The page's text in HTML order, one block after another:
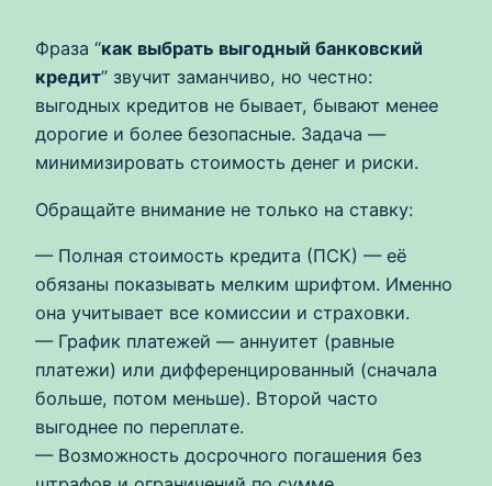
Фраза “как выбрать выгодный банковский
кредит” звучит заманчиво, но честно:
выгодных кредитов не бывает, бывают менее
дорогие и более безопасные. Задача —
минимизировать стоимость денег и риски.
Обращайте внимание не только на ставку:
— Полная стоимость кредита (ПСК) — её
обязаны показывать мелким шрифтом. Именно
она учитывает все комиссии и страховки.
— График платежей — аннуитет (равные
платежи) или дифференцированный (сначала
больше, потом меньше). Второй часто
выгоднее по переплате.
— Возможность досрочного погашения без